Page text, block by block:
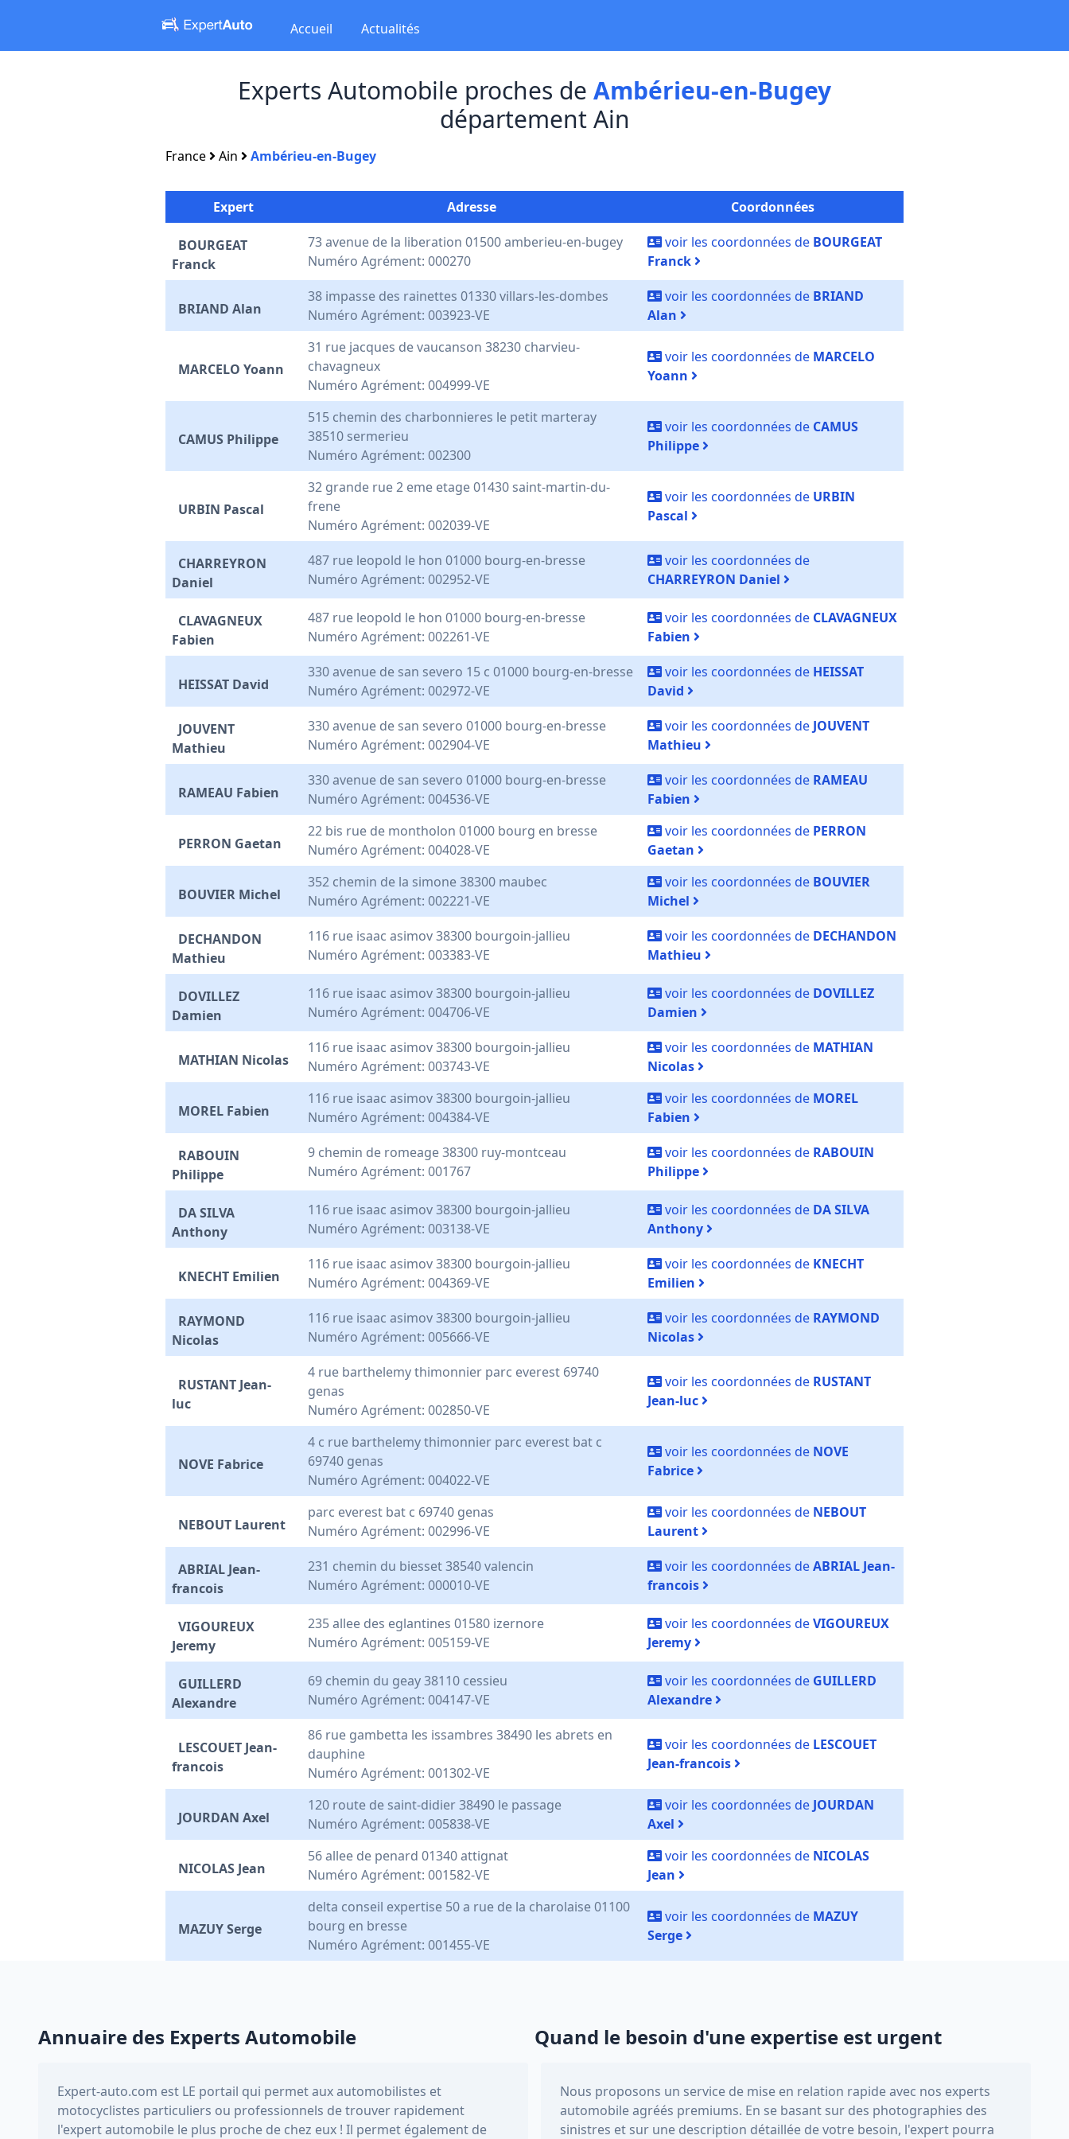
Accueil Actualités
Experts Automobile proches de Ambérieu-en-Bugey
département Ain
France Ain Ambérieu-en-Bugey
Expert Adresse Coordonnées
BOURGEAT
Franck
73 avenue de la liberation 01500 amberieu-en-bugey
Numéro Agrément: 000270
voir les coordonnées de BOURGEAT
Franck
BRIAND Alan
38 impasse des rainettes 01330 villars-les-dombes
Numéro Agrément: 003923-VE
voir les coordonnées de BRIAND
Alan
MARCELO Yoann
31 rue jacques de vaucanson 38230 charvieu-
chavagneux
Numéro Agrément: 004999-VE
voir les coordonnées de MARCELO
Yoann
CAMUS Philippe
515 chemin des charbonnieres le petit marteray
38510 sermerieu
Numéro Agrément: 002300
voir les coordonnées de CAMUS
Philippe
URBIN Pascal
32 grande rue 2 eme etage 01430 saint-martin-du-
frene
Numéro Agrément: 002039-VE
voir les coordonnées de URBIN
Pascal
CHARREYRON
Daniel
487 rue leopold le hon 01000 bourg-en-bresse
Numéro Agrément: 002952-VE
voir les coordonnées de
CHARREYRON Daniel
CLAVAGNEUX
Fabien
487 rue leopold le hon 01000 bourg-en-bresse
Numéro Agrément: 002261-VE
voir les coordonnées de CLAVAGNEUX
Fabien
HEISSAT David
330 avenue de san severo 15 c 01000 bourg-en-bresse
Numéro Agrément: 002972-VE
voir les coordonnées de HEISSAT
David
JOUVENT
Mathieu
330 avenue de san severo 01000 bourg-en-bresse
Numéro Agrément: 002904-VE
voir les coordonnées de JOUVENT
Mathieu
RAMEAU Fabien
330 avenue de san severo 01000 bourg-en-bresse
Numéro Agrément: 004536-VE
voir les coordonnées de RAMEAU
Fabien
PERRON Gaetan
22 bis rue de montholon 01000 bourg en bresse
Numéro Agrément: 004028-VE
voir les coordonnées de PERRON
Gaetan
BOUVIER Michel
352 chemin de la simone 38300 maubec
Numéro Agrément: 002221-VE
voir les coordonnées de BOUVIER
Michel
DECHANDON
Mathieu
116 rue isaac asimov 38300 bourgoin-jallieu
Numéro Agrément: 003383-VE
voir les coordonnées de DECHANDON
Mathieu
DOVILLEZ
Damien
116 rue isaac asimov 38300 bourgoin-jallieu
Numéro Agrément: 004706-VE
voir les coordonnées de DOVILLEZ
Damien
MATHIAN Nicolas
116 rue isaac asimov 38300 bourgoin-jallieu
Numéro Agrément: 003743-VE
voir les coordonnées de MATHIAN
Nicolas
MOREL Fabien
116 rue isaac asimov 38300 bourgoin-jallieu
Numéro Agrément: 004384-VE
voir les coordonnées de MOREL
Fabien
RABOUIN
Philippe
9 chemin de romeage 38300 ruy-montceau
Numéro Agrément: 001767
voir les coordonnées de RABOUIN
Philippe
DA SILVA
Anthony
116 rue isaac asimov 38300 bourgoin-jallieu
Numéro Agrément: 003138-VE
voir les coordonnées de DA SILVA
Anthony
KNECHT Emilien
116 rue isaac asimov 38300 bourgoin-jallieu
Numéro Agrément: 004369-VE
voir les coordonnées de KNECHT
Emilien
RAYMOND
Nicolas
116 rue isaac asimov 38300 bourgoin-jallieu
Numéro Agrément: 005666-VE
voir les coordonnées de RAYMOND
Nicolas
RUSTANT Jean-
luc
4 rue barthelemy thimonnier parc everest 69740
genas
Numéro Agrément: 002850-VE
voir les coordonnées de RUSTANT
Jean-luc
NOVE Fabrice
4 c rue barthelemy thimonnier parc everest bat c
69740 genas
Numéro Agrément: 004022-VE
voir les coordonnées de NOVE
Fabrice
NEBOUT Laurent
parc everest bat c 69740 genas
Numéro Agrément: 002996-VE
voir les coordonnées de NEBOUT
Laurent
ABRIAL Jean-
francois
231 chemin du biesset 38540 valencin
Numéro Agrément: 000010-VE
voir les coordonnées deABRIAL Jean-
francois
VIGOUREUX
Jeremy
235 allee des eglantines 01580 izernore
Numéro Agrément: 005159-VE
voir les coordonnées deVIGOUREUX
Jeremy
GUILLERD
Alexandre
69 chemin du geay 38110 cessieu
Numéro Agrément: 004147-VE
voir les coordonnées de GUILLERD
Alexandre
LESCOUET Jean-
francois
86 rue gambetta les issambres 38490 les abrets en
dauphine
Numéro Agrément: 001302-VE
voir les coordonnées de LESCOUET
Jean-francois
JOURDAN Axel
120 route de saint-didier 38490 le passage
Numéro Agrément: 005838-VE
voir les coordonnées de JOURDAN
Axel
NICOLAS Jean
56 allee de penard 01340 attignat
Numéro Agrément: 001582-VE
voir les coordonnées de NICOLAS
Jean
MAZUY Serge
delta conseil expertise 50 a rue de la charolaise 01100
bourg en bresse
Numéro Agrément: 001455-VE
voir les coordonnées de MAZUY
Serge
Annuaire des Experts Automobile
Expert-auto.com est LE portail qui permet aux automobilistes et
motocyclistes particuliers ou professionnels de trouver rapidement
l'expert automobile le plus proche de chez eux ! Il permet également de
Quand le besoin d'une expertise est urgent
Nous proposons un service de mise en relation rapide avec nos experts
automobile agréés premiums. En se basant sur des photographies des
sinistres et sur une description détaillée de votre besoin, l'expert pourra